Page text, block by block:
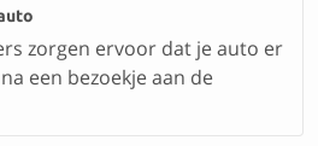
zorgen ervoor dat je auto er
een bezoekje aan de